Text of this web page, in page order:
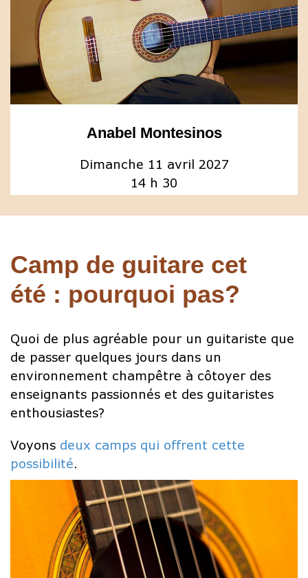
Anabel Montesinos
Dimanche 11 avril 2027
14 h 30
Camp de guitare cet
été : pourquoi pas?
Quoi de plus agréable pour un guitariste que
de passer quelques jours dans un
environnement champêtre à côtoyer des
enseignants passionnés et des guitaristes
enthousiastes?
Voyons deux camps qui offrent cette
possibilité.